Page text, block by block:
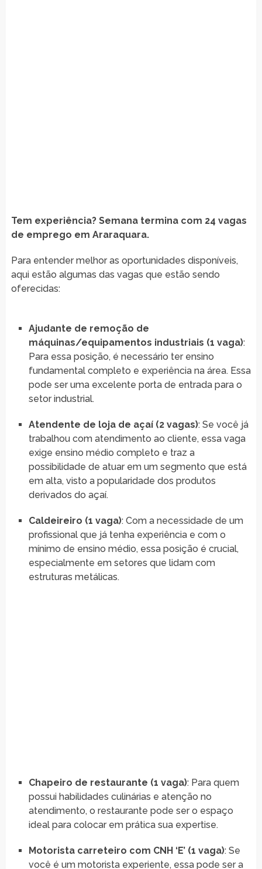
Tem experiência? Semana termina com 24 vagas
de emprego em Araraquara.
Para entender melhor as oportunidades disponíveis,
aqui estão algumas das vagas que estão sendo
oferecidas:
Ajudante de remoção de
máquinas/equipamentos industriais (1 vaga):
Para essa posição, é necessário ter ensino
fundamental completo e experiência na área. Essa
pode ser uma excelente porta de entrada para o
setor industrial.
Atendente de loja de açaí (2 vagas): Se você já
trabalhou com atendimento ao cliente, essa vaga
exige ensino médio completo e traz a
possibilidade de atuar em um segmento que está
em alta, visto a popularidade dos produtos
derivados do açaí.
Caldeireiro (1 vaga): Com a necessidade de um
profissional que já tenha experiência e com o
mínimo de ensino médio, essa posição é crucial,
especialmente em setores que lidam com
estruturas metálicas.
Chapeiro de restaurante (1 vaga): Para quem
possui habilidades culinárias e atenção no
atendimento, o restaurante pode ser o espaço
ideal para colocar em prática sua expertise.
Motorista carreteiro com CNH ‘E’ (1 vaga): Se
você é um motorista experiente, essa pode ser a